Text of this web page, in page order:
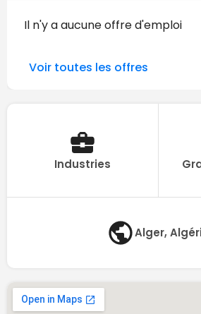
Il n'y a aucune offre d'emploi
Voir toutes les offres
Industries
Alger,